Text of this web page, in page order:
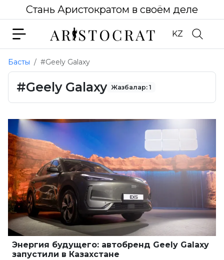
Стань Аристократом в своём деле
KZ
Басты #Geely Galaxy
#Geely Galaxy Жазбалар: 1
Энергия будущего: автобренд Geely Galaxy
запустили в Казахстане